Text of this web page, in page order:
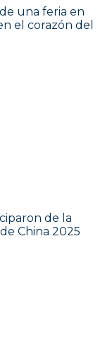
una feria en
el corazón del
de la
China 2025